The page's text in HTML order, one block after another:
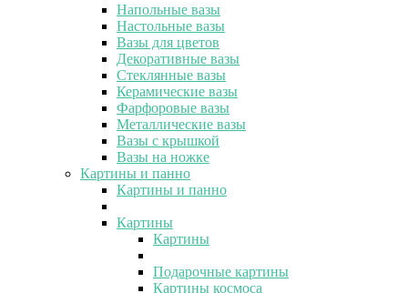
Напольные вазы
Настольные вазы
Вазы для цветов
Декоративные вазы
Стеклянные вазы
Керамические вазы
Фарфоровые вазы
Металлические вазы
Вазы с крышкой
Вазы на ножке
Картины и панно
Картины и панно
Картины
Картины
Подарочные картины
Картины космоса